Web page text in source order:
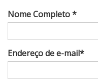
Nome Completo *
Endereço de e-mail*